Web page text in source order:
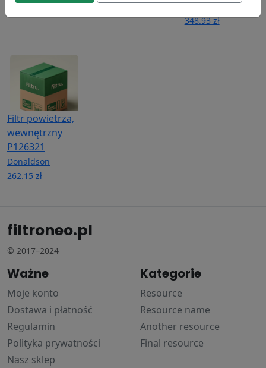
34.16 zł
62.69 zł
Donaldson
348.93 zł
Filtr powietrza,
wewnętrzny
P126321
Donaldson
262.15 zł
filtroneo.pl
© 2017–2024
Ważne
Moje konto
Dostawa i płatność
Regulamin
Polityka prywatności
Nasz sklep
Kategorie
Resource
Resource name
Another resource
Final resource